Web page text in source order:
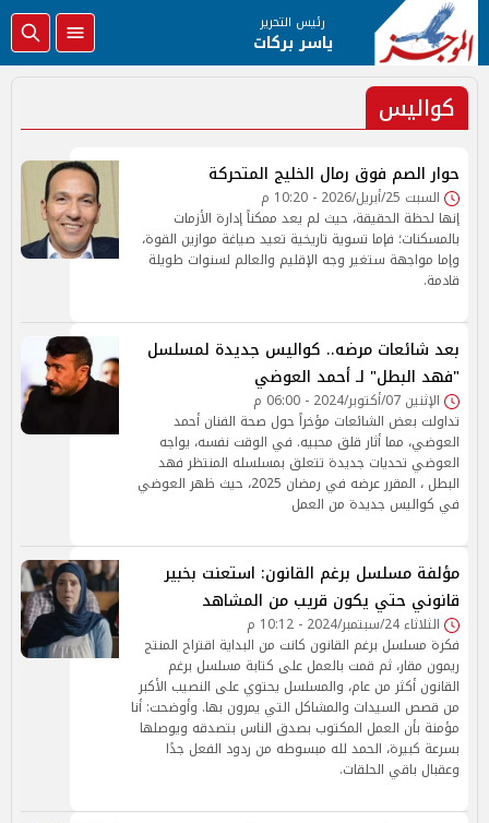
رئيس التحرير
ياسر بركات
كواليس
حوار الصم فوق رمال الخليج المتحركة
السبت 25/أبريل/2026 - 10:20 م
إنها لحظة الحقيقة، حيث لم يعد ممكناً إدارة الأزمات
بالمسكنات؛ فإما تسوية تاريخية تعيد صياغة موازين القوة،
وإما مواجهة ستغير وجه الإقليم والعالم لسنوات طويلة
قادمة.
بعد شائعات مرضه.. كواليس جديدة لمسلسل
"فهد البطل" لـ أحمد العوضي
الإثنين 07/أكتوبر/2024 - 06:00 م
تداولت بعض الشائعات مؤخراً حول صحة الفنان أحمد
العوضي، مما أثار قلق محبيه. في الوقت نفسه، يواجه
العوضي تحديات جديدة تتعلق بمسلسله المنتظر فهد
البطل ، المقرر عرضه في رمضان 2025، حيث ظهر العوضي
في كواليس جديدة من العمل
مؤلفة مسلسل برغم القانون: استعنت بخبير
قانوني حتي يكون قريب من المشاهد
الثلاثاء 24/سبتمبر/2024 - 10:12 م
فكرة مسلسل برغم القانون كانت من البداية اقتراح المنتج
ريمون مقار، ثم قمت بالعمل على كتابة مسلسل برغم
القانون أكثر من عام، والمسلسل يحتوي على النصيب الأكبر
من قصص السيدات والمشاكل التي يمرون بها. وأوضحت: أنا
مؤمنة بأن العمل المكتوب بصدق الناس بتصدقه ويوصلها
بسرعة كبيرة، الحمد لله مبسوطه من ردود الفعل جدًا
وعقبال باقي الحلقات.